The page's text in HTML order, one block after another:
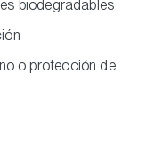
biodegradables
o protección de